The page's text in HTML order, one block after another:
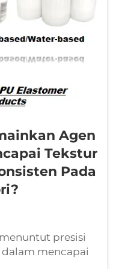
Agen
Tekstur
Pada
presisi
mencapai
di seluruh